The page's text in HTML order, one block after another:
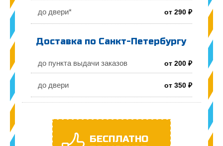
до двери* от 290 ₽
Доставка по Санкт-Петербургу
до пункта выдачи заказов от 200 ₽
до двери от 350 ₽
БЕСПЛАТНО